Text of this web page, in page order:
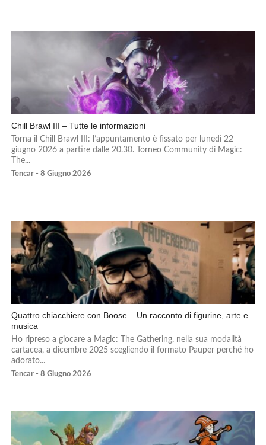
Chill Brawl III – Tutte le informazioni
Torna il Chill Brawl III: l’appuntamento è fissato per lunedì 22
giugno 2026 a partire dalle 20.30. Torneo Community di Magic:
The...
Tencar - 8 Giugno 2026
Quattro chiacchiere con Boose – Un racconto di figurine, arte e
musica
Ho ripreso a giocare a Magic: The Gathering, nella sua modalità
cartacea, a dicembre 2025 scegliendo il formato Pauper perché ho
adorato...
Tencar - 8 Giugno 2026